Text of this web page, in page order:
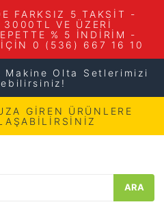
FARKSIZ 5 TAKSİT -
3000TL VE ÜZERİ
% 5 İNDİRİM -
İÇİN 0 (536) 667 16 10
Makine Olta Setlerimizi
GİREN ÜRÜNLERE
ARA